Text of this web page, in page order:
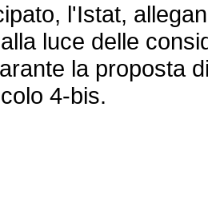
l'Istat,
luce delle
la proposta
4-bis.